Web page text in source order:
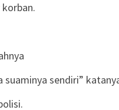
sendiri”